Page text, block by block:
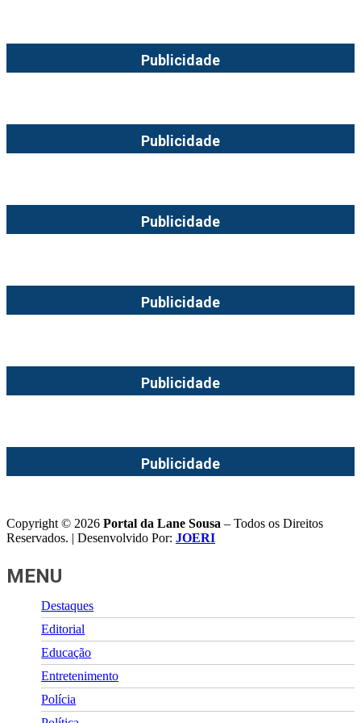
Publicidade
Publicidade
Publicidade
Publicidade
Publicidade
Publicidade
Copyright © 2026 Portal da Lane Sousa – Todos os Direitos
Reservados. | Desenvolvido Por: JOERI
MENU
Destaques
Editorial
Educação
Entretenimento
Polícia